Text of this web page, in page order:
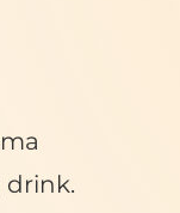
ma
drink.